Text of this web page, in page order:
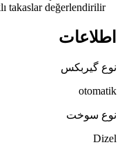
    Mantıklı takaslar değerlendirilir
اطلاعات
نوع گیربکس
otomatik
نوع سوخت
Dizel